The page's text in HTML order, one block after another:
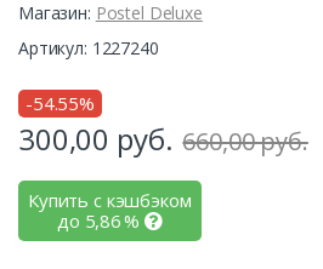
Магазин: Postel Deluxe
Артикул: 1227240
-54.55%
300,00 руб. 660,00 руб.
Купить с кэшбэком
до 5,86%